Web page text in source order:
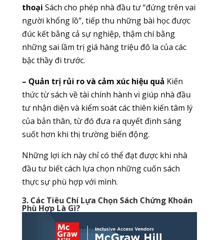
thoại Sách cho phép nhà đầu tư “đứng trên vai
người khổng lồ”, tiếp thu những bài học được
đúc kết bằng cả sự nghiệp, thậm chí bằng
những sai lầm trị giá hàng triệu đô la của các
bậc thầy đi trước.
– Quản trị rủi ro và cảm xúc hiệu quả Kiến
thức từ sách về tài chính hành vi giúp nhà đầu
tư nhận diện và kiểm soát các thiên kiến tâm lý
của bản thân, từ đó đưa ra quyết định sáng
suốt hơn khi thị trường biến động.
Những lợi ích này chỉ có thể đạt được khi nhà
đầu tư biết cách lựa chọn những cuốn sách
thực sự phù hợp với mình.
3. Các Tiêu Chí Lựa Chọn Sách Chứng Khoán
Phù Hợp Là Gì?